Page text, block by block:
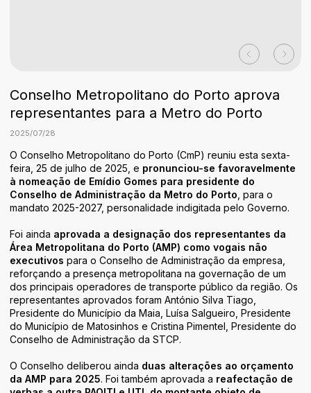
Conselho Metropolitano do Porto aprova
representantes para a Metro do Porto
2025/07/28
O Conselho Metropolitano do Porto (CmP) reuniu esta sexta-
feira, 25 de julho de 2025, e pronunciou-se favoravelmente
à nomeação de Emídio Gomes para presidente do
Conselho de Administração da Metro do Porto , para o
mandato 2025-2027, personalidade indigitada pelo Governo.
Foi ainda aprovada a designação dos representantes da
Área Metropolitana do Porto (AMP) como vogais não
executivos para o Conselho de Administração da empresa,
reforçando a presença metropolitana na governação de um
dos principais operadores de transporte público da região. Os
representantes aprovados foram António Silva Tiago,
Presidente do Município da Maia, Luísa Salgueiro, Presidente
do Município de Matosinhos e Cristina Pimentel, Presidente do
Conselho de Administração da STCP.
O Conselho deliberou ainda duas alterações ao orçamento
da AMP para 2025. Foi também aprovada a reafectação de